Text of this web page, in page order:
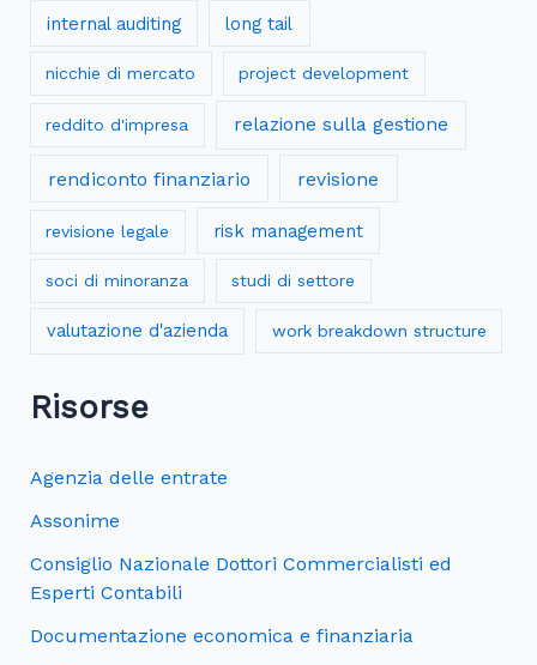
internal auditing long tail
nicchie di mercato project development
reddito d'impresa relazione sulla gestione
rendiconto finanziario revisione
revisione legale risk management
soci di minoranza studi di settore
valutazione d'azienda work breakdown structure
Risorse
Agenzia delle entrate
Assonime
Consiglio Nazionale Dottori Commercialisti ed
Esperti Contabili
Documentazione economica e finanziaria